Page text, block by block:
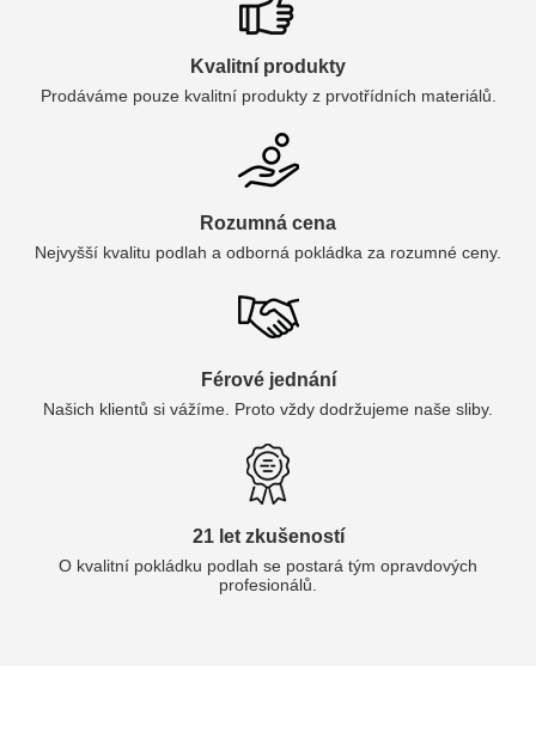
Kvalitní produkty
Prodáváme pouze kvalitní produkty z prvotřídních materiálů.
Rozumná cena
Nejvyšší kvalitu podlah a odborná pokládka za rozumné ceny.
Férové jednání
Našich klientů si vážíme. Proto vždy dodržujeme naše sliby.
21 let zkušeností
O kvalitní pokládku podlah se postará tým opravdových
profesionálů.